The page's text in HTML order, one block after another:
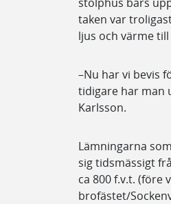
taken var
ljus och värme
–Nu har vi bevis
tidigare har man
Karlsson.
Lämningarna
sig tidsmässigt
ca 800 f.v.t. (före
brofästet/